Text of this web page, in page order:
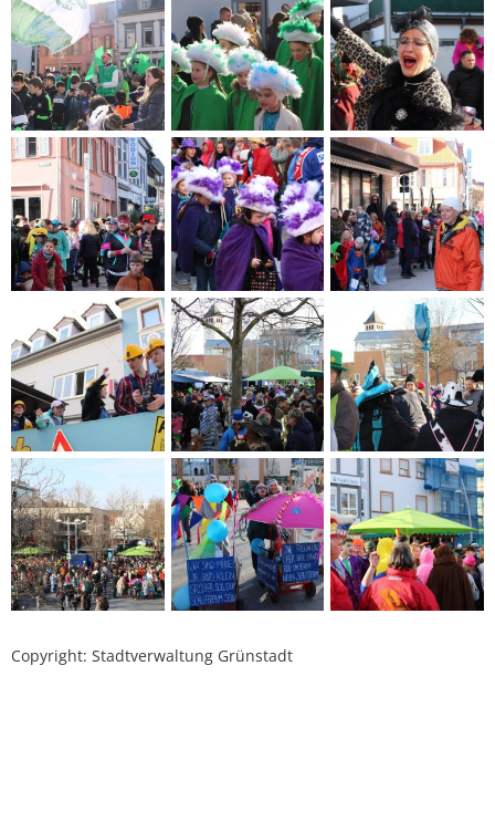
Copyright: Stadtverwaltung Grünstadt